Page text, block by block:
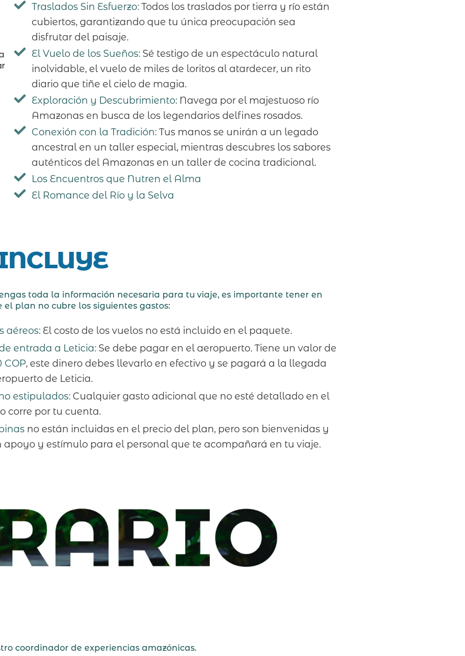
Traslados Sin Esfuerzo: Todos los traslados por tierra y río están
cubiertos, garantizando que tu única preocupación sea
disfrutar del paisaje.
El Vuelo de los Sueños: Sé testigo de un espectáculo natural
inolvidable, el vuelo de miles de loritos al atardecer, un rito
diario que tiñe el cielo de magia.
Exploración y Descubrimiento: Navega por el majestuoso río
Amazonas en busca de los legendarios delfines rosados.
Conexión con la Tradición: Tus manos se unirán a un legado
ancestral en un taller especial, mientras descubres los sabores
auténticos del Amazonas en un taller de cocina tradicional.
Los Encuentros que Nutren el Alma
El Romance del Río y la Selva
toda la información necesaria para tu viaje, es importante tener en
el plan no cubre los siguientes gastos:
aéreos:El costo de los vuelos no está incluido en el paquete.
entrada a Leticia:Se debe pagar en el aeropuerto. Tiene un valor de
COP, este dinero debes llevarlo en efectivo y se pagará a la llegada
de Leticia.
estipulados:Cualquier gasto adicional que no esté detallado en el
corre por tu cuenta.
no están incluidas en el precio del plan, pero son bienvenidas y
apoyo y estímulo para el personal que te acompañará en tu viaje.
coordinador de experiencias amazónicas.